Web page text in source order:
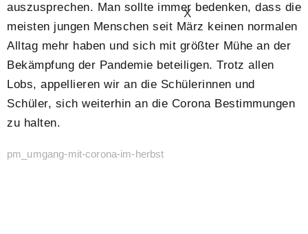
X
auszusprechen. Man sollte immer bedenken, dass die
meisten jungen Menschen seit März keinen normalen
Alltag mehr haben und sich mit größter Mühe an der
Bekämpfung der Pandemie beteiligen. Trotz allen
Lobs, appellieren wir an die Schülerinnen und
Schüler, sich weiterhin an die Corona Bestimmungen
zu halten.
pm_umgang-mit-corona-im-herbst